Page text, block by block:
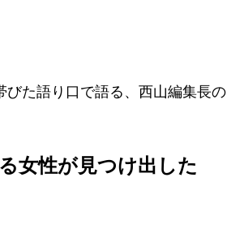
た語り口で語る、西山編集長の
女性が見つけ出した